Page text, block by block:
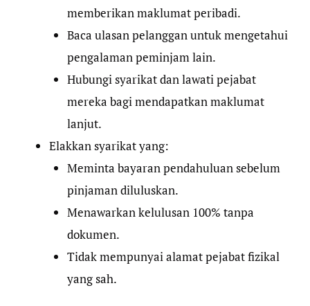
memberikan maklumat peribadi.
Baca ulasan pelanggan untuk mengetahui
pengalaman peminjam lain.
Hubungi syarikat dan lawati pejabat
mereka bagi mendapatkan maklumat
lanjut.
Elakkan syarikat yang:
Meminta bayaran pendahuluan sebelum
pinjaman diluluskan.
Menawarkan kelulusan 100% tanpa
dokumen.
Tidak mempunyai alamat pejabat fizikal
yang sah.